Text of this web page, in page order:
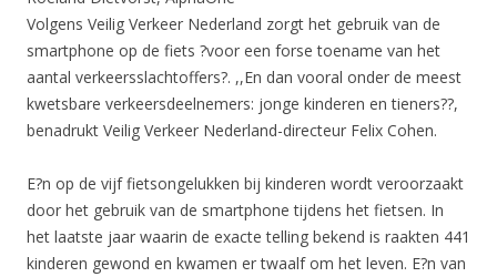
Volgens Veilig Verkeer Nederland zorgt het gebruik van de
smartphone op de fiets ?voor een forse toename van het
aantal verkeersslachtoffers?. ,,En dan vooral onder de meest
kwetsbare verkeersdeelnemers: jonge kinderen en tieners??,
benadrukt Veilig Verkeer Nederland-directeur Felix Cohen.
E?n op de vijf fietsongelukken bij kinderen wordt veroorzaakt
door het gebruik van de smartphone tijdens het fietsen. In
het laatste jaar waarin de exacte telling bekend is raakten 441
kinderen gewond en kwamen er twaalf om het leven. E?n van